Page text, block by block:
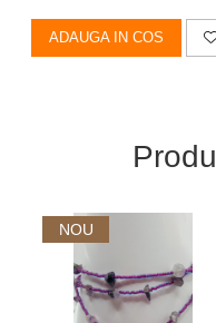
ADAUGA IN COS
NOU